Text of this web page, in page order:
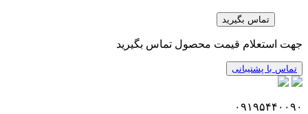
تماس بگیرید
جهت استعلام قیمت محصول تماس بگیرید
تماس با پشتیبانی
۰۹۱۹۵۴۴۰۰۹۰